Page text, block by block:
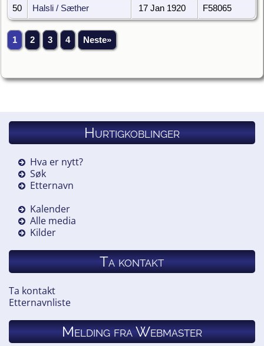
50 Halsli / Sæther 17 Jan 1920 F58065
1 2 3 4 Neste»
Hurtigkoblinger
Hva er nytt?
Søk
Etternavn
Kalender
Alle media
Kilder
Ta kontakt
Ta kontakt
Etternavnliste
Melding fra Webmaster